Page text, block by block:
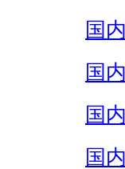
国
国
国
国